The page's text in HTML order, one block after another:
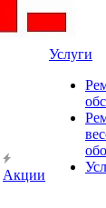
Акции
Услуги